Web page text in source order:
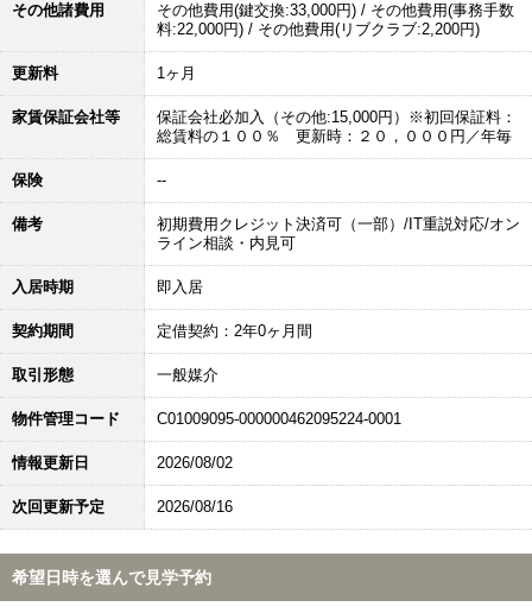
その他諸費用
その他費用(鍵交換:33,000円) / その他費用(事務手数
料:22,000円) / その他費用(リブクラブ:2,200円)
更新料 1ヶ月
家賃保証会社等
保証会社必加入（その他:15,000円）※初回保証料：
総賃料の１００％ 更新時：２０，０００円／年毎
保険 --
備考
初期費用クレジット決済可（一部）/IT重説対応/オン
ライン相談・内見可
入居時期 即入居
契約期間 定借契約：2年0ヶ月間
取引形態 一般媒介
物件管理コード C01009095-000000462095224-0001
情報更新日 2026/08/02
次回更新予定 2026/08/16
希望日時を選んで見学予約